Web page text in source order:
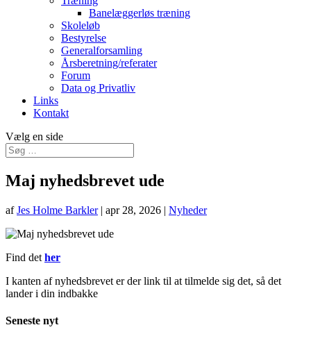
Banelæggerløs træning
Skoleløb
Bestyrelse
Generalforsamling
Årsberetning/referater
Forum
Data og Privatliv
Links
Kontakt
Vælg en side
Maj nyhedsbrevet ude
afJes Holme Barkler| apr 28, 2026 | Nyheder
Find det her
I kanten af nyhedsbrevet er der link til at tilmelde sig det, så det
lander i din indbakke
Seneste nyt